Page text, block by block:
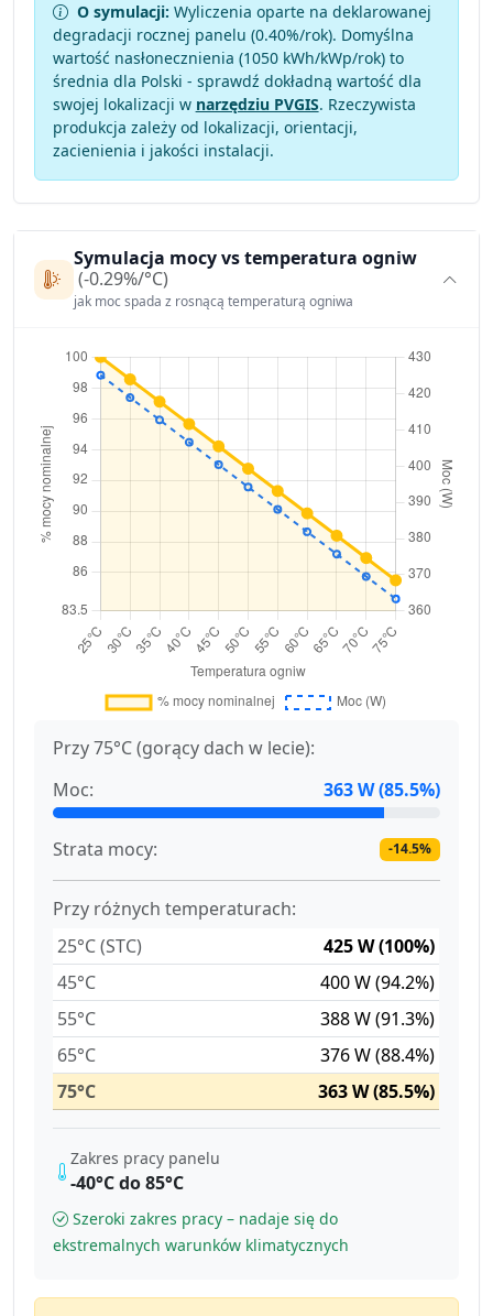
O symulacji: Wyliczenia oparte na deklarowanej
degradacji rocznej panelu (0.40%/rok). Domyślna
wartość nasłonecznienia (1050 kWh/kWp/rok) to
średnia dla Polski - sprawdź dokładną wartość dla
swojej lokalizacji w narzędziu PVGIS. Rzeczywista
produkcja zależy od lokalizacji, orientacji,
zacienienia i jakości instalacji.
Symulacja mocy vs temperatura ogniw
(-0.29%/°C)
jak moc spada z rosnącą temperaturą ogniwa
Przy 75°C (gorący dach w lecie):
Moc:
363 W (85.5%)
Strata mocy: -14.5%
Przy różnych temperaturach:
25°C (STC)
425 W (100%)
45°C
400 W (94.2%)
55°C
388 W (91.3%)
65°C
376 W (88.4%)
75°C
363 W (85.5%)
Zakres pracy panelu
-40°C do 85°C
Szeroki zakres pracy – nadaje się do
ekstremalnych warunków klimatycznych